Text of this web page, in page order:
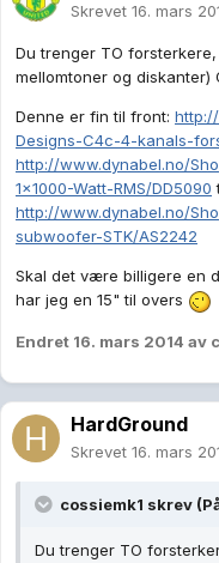
Skrevet 16. mars
Du trenger TO
mellomtoner og diskanter)
Denne er fin til front:
Designs-C4c-4-kanals-
http://www.dynabel.no/
1x1000-Watt-RMS/DD5090
http://www.dynabel.no/
subwoofer-STK/AS2242
Skal det være billigere en
har jeg en 15" til overs
Endret 16. mars 2014 av
HardGround
Skrevet 16. mars
cossiemk1 skrev
Du trenger TO